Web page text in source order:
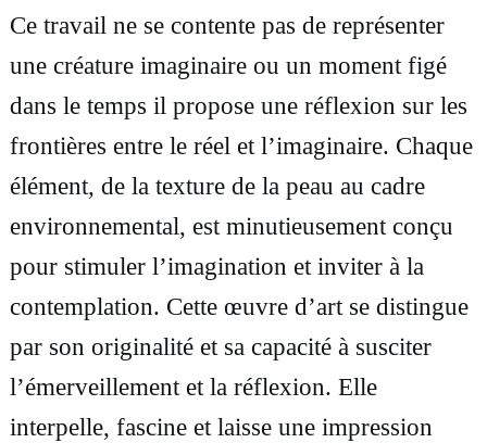
h
e
v
a
l
o
n
i
r
i
Ce travail ne se contente pas de représenter
une créature imaginaire ou un moment figé
dans le temps il propose une réflexion sur les
frontières entre le réel et l’imaginaire. Chaque
élément, de la texture de la peau au cadre
environnemental, est minutieusement conçu
pour stimuler l’imagination et inviter à la
contemplation. Cette œuvre d’art se distingue
par son originalité et sa capacité à susciter
l’émerveillement et la réflexion. Elle
interpelle, fascine et laisse une impression